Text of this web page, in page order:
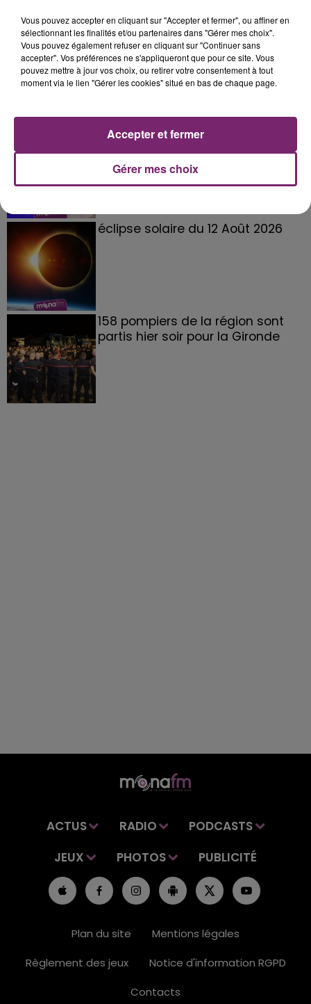
La Bulle - Guinguette éphémère
de Frelinghien !
éclipse solaire du 12 Août 2026
158 pompiers de la région sont
partis hier soir pour la Gironde
ACTUS RADIO
PODCASTS
JEUX
PHOTOS PUBLICITÉ
Plan du site
Mentions légales
Règlement des jeux
Notice d'information RGPD
Contacts
Vous pouvez accepter en cliquant sur "Accepter et fermer", ou affiner en
sélectionnant les finalités et/ou partenaires dans "Gérer mes choix".
Vous pouvez également refuser en cliquant sur "Continuer sans
accepter". Vos préférences ne s'appliqueront que pour ce site. Vous
pouvez mettre à jour vos choix, ou retirer votre consentement à tout
moment via le lien "Gérer les cookies" situé en bas de chaque page.
Gérer mes choix
Accepter et fermer